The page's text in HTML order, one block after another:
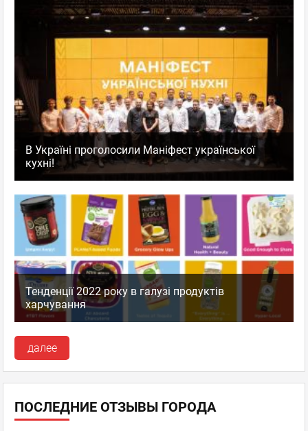
В Україні проголосили Маніфест української
кухні!
Тенденції 2022 року в галузі продуктів
харчування
далее
ПОСЛЕДНИЕ ОТЗЫВЫ ГОРОДА